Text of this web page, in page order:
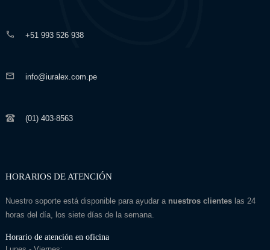
+51 993 526 938
info@iuralex.com.pe
(01) 403-8563
HORARIOS DE ATENCIÓN
Nuestro soporte está disponible para ayudar a nuestros clienteslas 24
horas del día, los siete días de la semana.
Horario de atención en oficina